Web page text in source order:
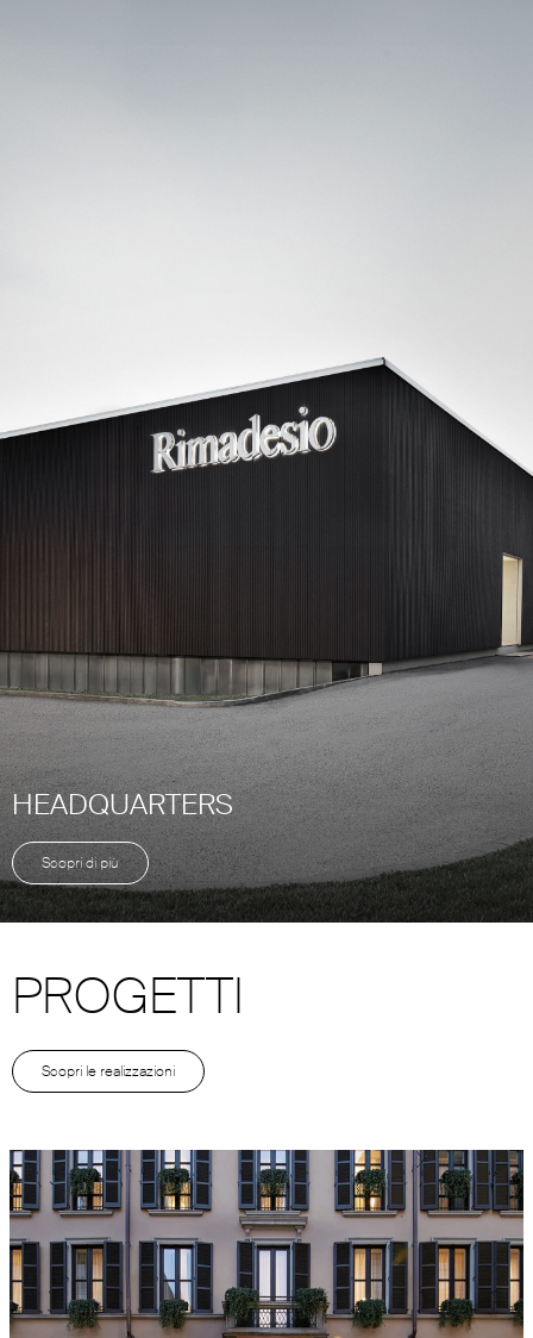
HEADQUARTERS
Scopri di più
PROGETTI
Scopri le realizzazioni